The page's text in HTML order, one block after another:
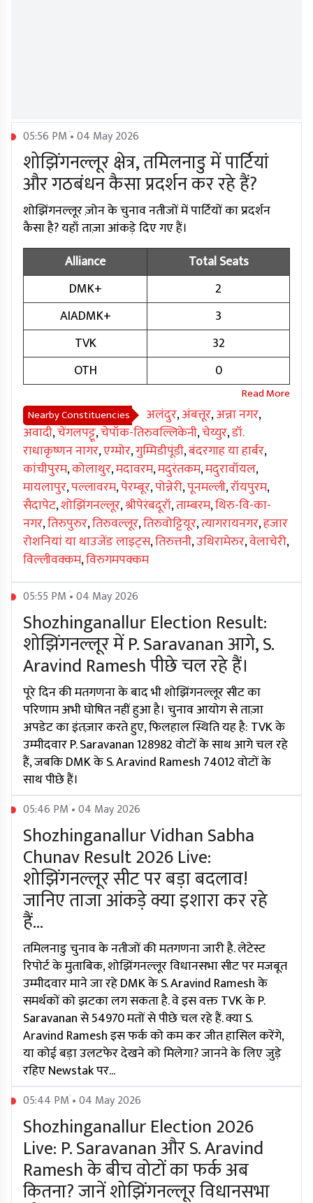
05:56 PM • 04 May 2026
शोझिंगनल्लूर क्षेत्र, तमिलनाडु में पार्टियां
और गठबंधन कैसा प्रदर्शन कर रहे हैं?
शोझिंगनल्लूर ज़ोन के चुनाव नतीजों में पार्टियों का प्रदर्शन
कैसा है? यहाँ ताज़ा आंकड़े दिए गए हैं।
Alliance
Total Seats
DMK+
2
AIADMK+
3
TVK
32
OTH
0
Nearby Constituencies अलंदुर,अंबत्तूर,अन्ना नगर,
अवादी,चेंगलपट्टू,चेपॉक-तिरुवल्लिकेनी,चेय्युर,डॉ.
राधाकृष्णन नागर,एग्मोर,गुम्मिडीपूंडी,बंदरगाह या हार्बर,
कांचीपुरम,कोलाथुर,मदावरम,मदुरंतकम,मदुरावॉयल,
मायलापुर,पल्लावरम,पेरम्बूर,पोन्नेरी,पूनमल्ली,रॉयपुरम,
सैदापेट,शोझिंगनल्लूर,श्रीपेरंबदूरॉ,ताम्बरम,थिरु-वि-का-
नगर,तिरुपुरुर,तिरुवल्लूर,तिरुवोट्टियूर,त्यागरायनगर,हजार
रोशनियां या थाउजेंड लाइट्स,तिरुत्तनी,उथिरामेरुर,वेलाचेरी,
विल्लीवक्कम,विरुगमपक्कम
05:55 PM • 04 May 2026
Shozhinganallur Election Result:
शोझिंगनल्लूर में P. Saravanan आगे, S.
Aravind Ramesh पीछे चल रहे हैं।
पूरे दिन की मतगणना के बाद भी शोझिंगनल्लूर सीट का
परिणाम अभी घोषित नहीं हुआ है। चुनाव आयोग से ताज़ा
अपडेट का इंतज़ार करते हुए, फिलहाल स्थिति यह है: TVK के
उम्मीदवार P. Saravanan 128982 वोटों के साथ आगे चल रहे
हैं, जबकि DMK के S. Aravind Ramesh 74012 वोटों के
साथ पीछे हैं।
05:46 PM • 04 May 2026
Shozhinganallur Vidhan Sabha
Chunav Result 2026 Live:
शोझिंगनल्लूर सीट पर बड़ा बदलाव!
जानिए ताजा आंकड़े क्या इशारा कर रहे
हैं...
तमिलनाडु चुनाव के नतीजों की मतगणना जारी है. लेटेस्ट
रिपोर्ट के मुताबिक, शोझिंगनल्लूर विधानसभा सीट पर मजबूत
उम्मीदवार माने जा रहे DMK के S. Aravind Ramesh के
समर्थकों को झटका लग सकता है. वे इस वक्त TVK के P.
Saravanan से 54970 मतों से पीछे चल रहे हैं. क्या S.
Aravind Ramesh इस फर्क को कम कर जीत हासिल करेंगे,
या कोई बड़ा उलटफेर देखने को मिलेगा? जानने के लिए जुड़े
रहिए Newstak पर...
05:44 PM • 04 May 2026
Shozhinganallur Election 2026
Live: P. Saravanan और S. Aravind
Ramesh के बीच वोटों का फर्क अब
कितना? जानें शोझिंगनल्लूर विधानसभा